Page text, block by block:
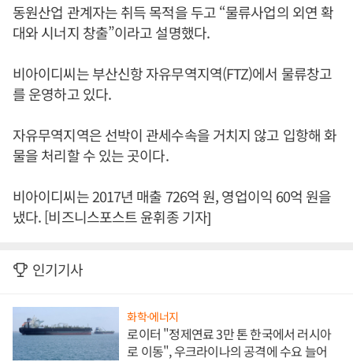
동원산업 관계자는 취득 목적을 두고 “물류사업의 외연 확
대와 시너지 창출”이라고 설명했다.
비아이디씨는 부산신항 자유무역지역(FTZ)에서 물류창고
를 운영하고 있다.
자유무역지역은 선박이 관세수속을 거치지 않고 입항해 화
물을 처리할 수 있는 곳이다.
비아이디씨는 2017년 매출 726억 원, 영업이익 60억 원을
냈다. [비즈니스포스트 윤휘종 기자]
인기기사
화학·에너지
로이터 "정제연료 3만 톤 한국에서 러시아
로 이동", 우크라이나의 공격에 수요 늘어